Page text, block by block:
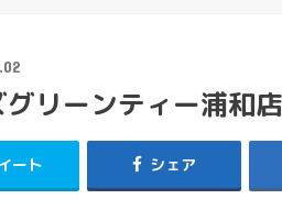
グリーンティー浦和店
ート シェア